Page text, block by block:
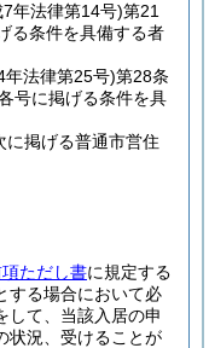
年法律第14号)第21
る条件を具備する者
年法律第25号)第28条
号に掲げる条件を具
に掲げる普通市営住
ただし書に規定する
する場合において必
して、当該入居の申
状況、受けることが